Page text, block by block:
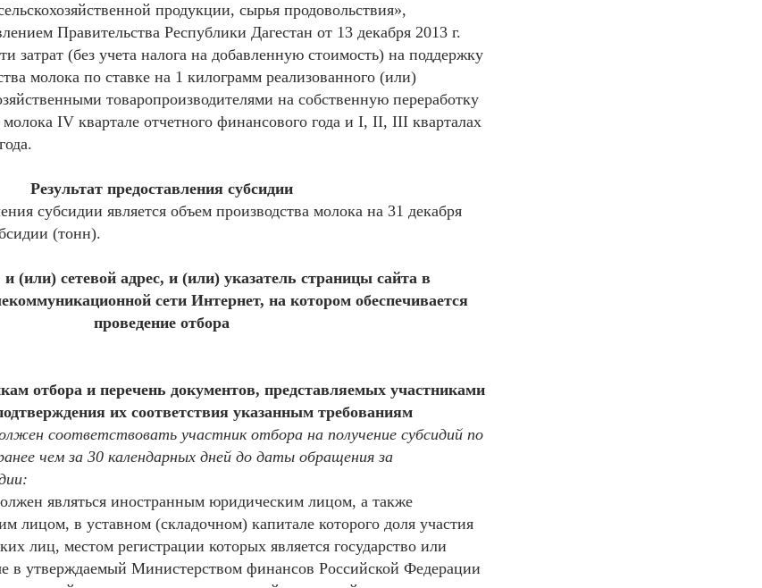
продукции, сырья продовольствия»,
Правительства Республики Дагестан от 13 декабря 2013 г.
затрат (без учета налога на добавленную стоимость) на поддержку
молока по ставке на 1 килограмм реализованного (или)
товаропроизводителями на собственную переработку
молока IV квартале отчетного финансового года и I, II, III кварталах
Результат предоставления субсидии
субсидии является объем производства молока на 31 декабря
(тонн).
(или) сетевой адрес, и (или) указатель страницы сайта в
сети Интернет, на котором обеспечивается
проведение отбора
отбора и перечень документов, представляемых участниками
их соответствия указанным требованиям
соответствовать участник отбора на получение субсидий по
чем за 30 календарных дней до даты обращения за
являться иностранным юридическим лицом, а также
лицом, в уставном (складочном) капитале которого доля участия
лиц, местом регистрации которых является государство или
в утверждаемый Министерством финансов Российской Федерации